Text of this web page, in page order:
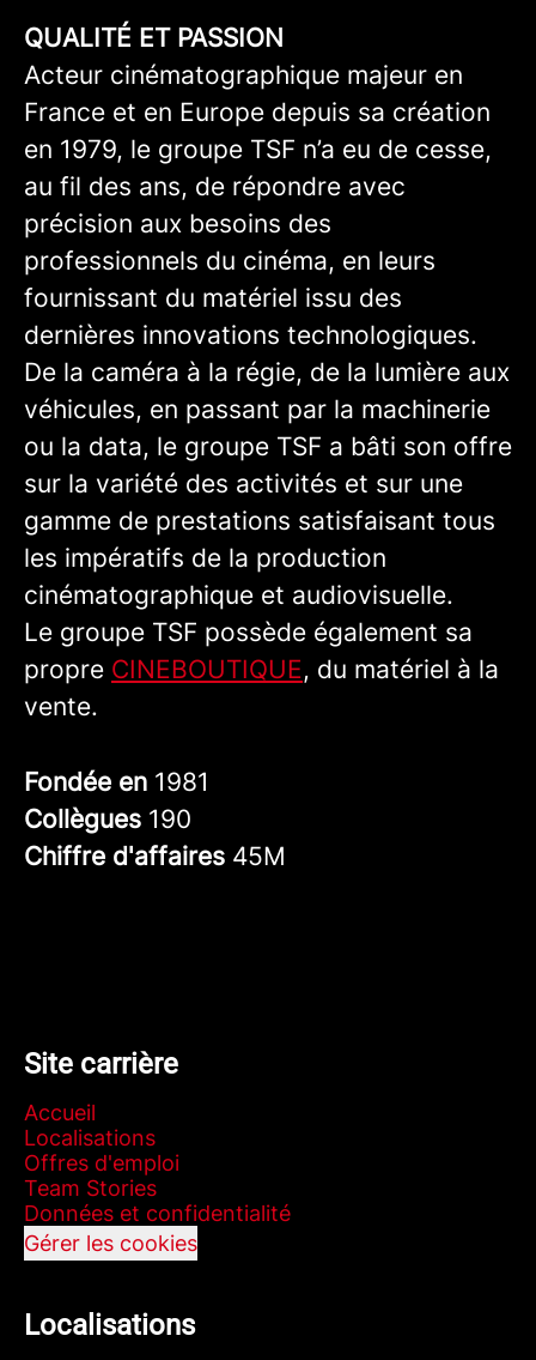
QUALITÉ ET PASSION
Acteur cinématographique majeur en
France et en Europe depuis sa création
en 1979, le groupe TSF n’a eu de cesse,
au fil des ans, de répondre avec
précision aux besoins des
professionnels du cinéma, en leurs
fournissant du matériel issu des
dernières innovations technologiques.
De la caméra à la régie, de la lumière aux
véhicules, en passant par la machinerie
ou la data, le groupe TSF a bâti son offre
sur la variété des activités et sur une
gamme de prestations satisfaisant tous
les impératifs de la production
cinématographique et audiovisuelle.
Le groupe TSF possède également sa
propre CINEBOUTIQUE, du matériel à la
vente.
Fondée en 1981
Collègues 190
Chiffre d'affaires 45M
Site carrière
Accueil
Localisations
Offres d'emploi
Team Stories
Données et confidentialité
Gérer les cookies
Localisations